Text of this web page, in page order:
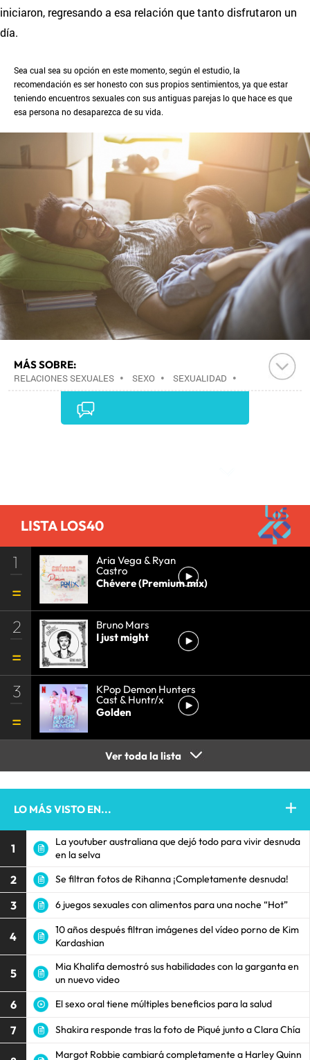
iniciaron, regresando a esa relación que tanto disfrutaron un
día.
Sea cual sea su opción en este momento, según el estudio, la
recomendación es ser honesto con sus propios sentimientos, ya que estar
teniendo encuentros sexuales con sus antiguas parejas lo que hace es que
esa persona no desaparezca de su vida.
MÁS SOBRE:
RELACIONES SEXUALES • SEXO • SEXUALIDAD •
•
LISTA LOS40
1 Aria Vega & Ryan
Castro
Chévere (Premium mix)
2
Bruno Mars
I just might
3 KPop Demon Hunters
Cast & Huntr/x
Golden
Ver toda la lista
LO MÁS VISTO EN...
1
La youtuber australiana que dejó todo para vivir desnuda
en la selva
2 Se filtran fotos de Rihanna ¡Completamente desnuda!
3 6 juegos sexuales con alimentos para una noche “Hot”
4
10 años después filtran imágenes del vídeo porno de Kim
Kardashian
5
Mia Khalifa demostró sus habilidades con la garganta en
un nuevo video
6 El sexo oral tiene múltiples beneficios para la salud
7 Shakira responde tras la foto de Piqué junto a Clara Chía
Margot Robbie cambiará completamente a Harley Quinn